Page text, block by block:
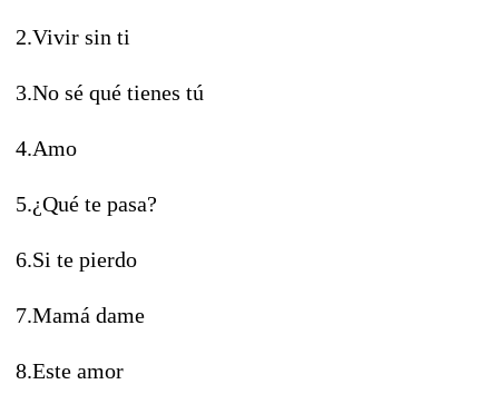
2.Vivir sin ti
3.No sé qué tienes tú
4.Amo
5.¿Qué te pasa?
6.Si te pierdo
7.Mamá dame
8.Este amor